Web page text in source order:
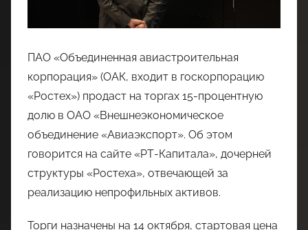
ПАО «Объединенная авиастроительная
корпорация» (ОАК, входит в госкорпорацию
«Ростех») продаст на торгах 15-процентную
долю в ОАО «Внешнеэкономическое
объединение «Авиаэкспорт». Об этом
говорится на сайте «РТ-Капитала», дочерней
структуры «Ростеха», отвечающей за
реализацию непрофильных активов.
Торги назначены на 14 октября, стартовая цена